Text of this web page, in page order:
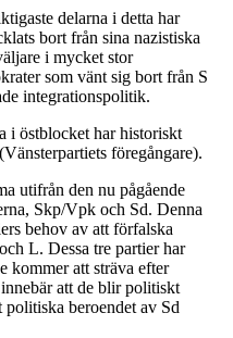
delarna i detta har
bort från sina nazistiska
i mycket stor
som vänt sig bort från S
integrationspolitik.
i östblocket har historiskt
föregångare).
utifrån den nu pågående
Skp/Vpk och Sd. Denna
behov av att förfalska
L. Dessa tre partier har
kommer att sträva efter
att de blir politiskt
beroendet av Sd